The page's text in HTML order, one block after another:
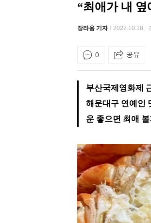
“최애가 내
장라움 기자 2022.10.18
0 공유
부산국제영화제
해운대구 연예인
운 좋으면 최애